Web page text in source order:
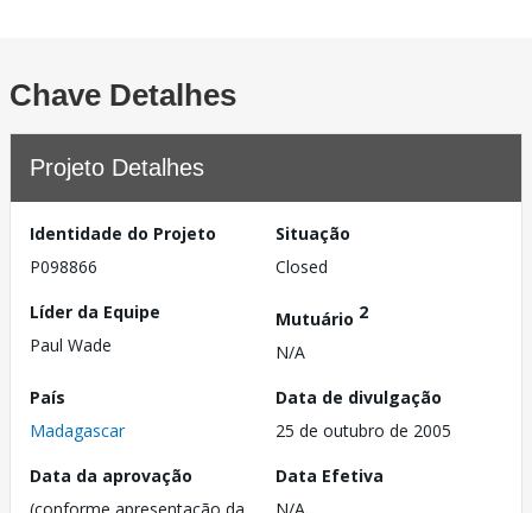
Chave Detalhes
Projeto Detalhes
Identidade do Projeto
P098866
Situação
Closed
Líder da Equipe
Paul Wade
Mutuário 2
N/A
País
Madagascar
Data de divulgação
25 de outubro de 2005
Data da aprovação
(conforme apresentação da
Data Efetiva
N/A